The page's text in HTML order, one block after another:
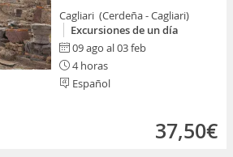
Cagliari (Cerdeña - Cagliari)
Excursiones de un día
09 ago al 03 feb
4 horas
Español
37,50€